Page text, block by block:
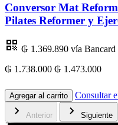
Conversor Mat
Pilates Reformer y
₲ 1.369.890 vía Bancard
₲ 1.738.000 ₲ 1.473.000
Agregar al carrito Consultar
Anterior Siguiente